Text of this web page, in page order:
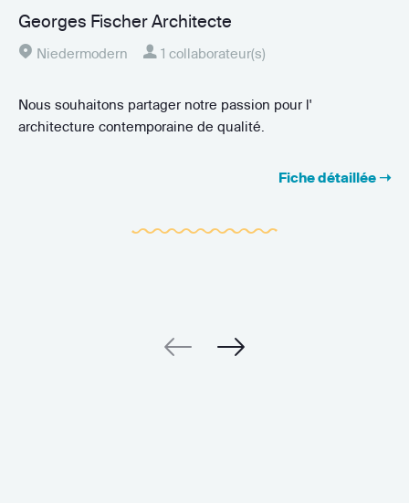
Georges Fischer Architecte
Niedermodern 1 collaborateur(s)
Nous souhaitons partager notre passion pour l'
architecture contemporaine de qualité.
Fiche détaillée ➝